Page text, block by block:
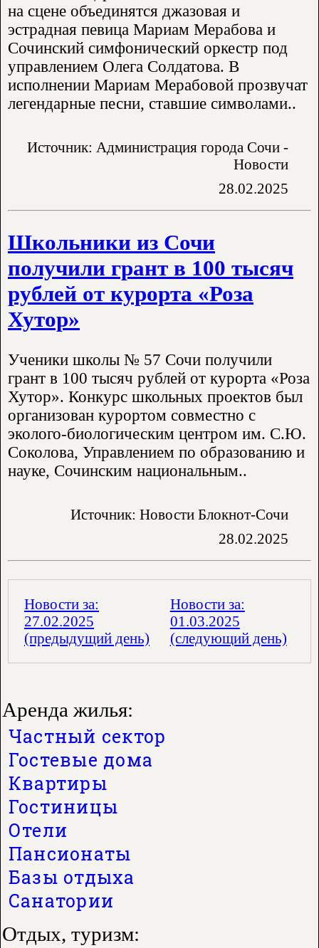
Аренда жилья:
Частный сектор
Гостевые дома
Квартиры
Гостиницы
Отели
Пансионаты
Базы отдыха
Санатории
Отдых, туризм:
на сцене объединятся джазовая и
эстрадная певица Мариам Мерабова и
Сочинский симфонический оркестр под
управлением Олега Солдатова. В
исполнении Мариам Мерабовой прозвучат
легендарные песни, ставшие символами..
Источник: Администрация города Сочи -
Новости
28.02.2025
Школьники из Сочи
получили грант в 100 тысяч
рублей от курорта «Роза
Хутор»
Ученики школы № 57 Сочи получили
грант в 100 тысяч рублей от курорта «Роза
Хутор». Конкурс школьных проектов был
организован курортом совместно с
эколого-биологическим центром им. С.Ю.
Соколова, Управлением по образованию и
науке, Сочинским национальным..
Источник: Новости Блокнот-Сочи
28.02.2025
Новости за:
27.02.2025
(предыдущий день)
Новости за:
01.03.2025
(следующий день)